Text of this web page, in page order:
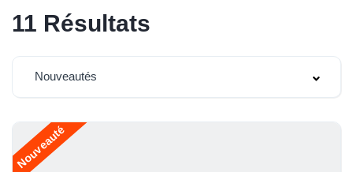
11 Résultats
Nouveautés
Nouveauté